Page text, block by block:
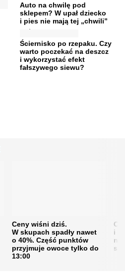
Auto na chwilę pod
sklepem? W upał dziecko
i pies nie mają tej „chwili”
Ściernisko po rzepaku. Czy
warto poczekać na deszcz
i wykorzystać efekt
fałszywego siewu?
Ceny wiśni dziś.
W skupach spadły nawet
o 40%. Część punktów
przyjmuje owoce tylko do
13:00
i